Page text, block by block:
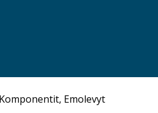
Komponentit, Emolevyt